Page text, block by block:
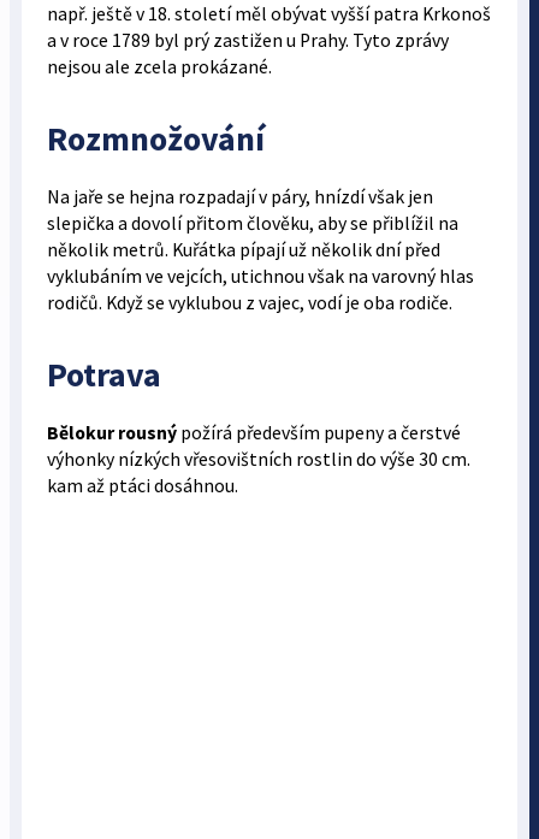
např. ještě v 18. století měl obývat vyšší patra Krkonoš
a v roce 1789 byl prý zastižen u Prahy. Tyto zprávy
nejsou ale zcela prokázané.
Rozmnožování
Na jaře se hejna rozpadají v páry, hnízdí však jen
slepička a dovolí přitom člověku, aby se přiblížil na
několik metrů. Kuřátka pípají už několik dní před
vyklubáním ve vejcích, utichnou však na varovný hlas
rodičů. Když se vyklubou z vajec, vodí je oba rodiče.
Potrava
Bělokur rousnýpožírá především pupeny a čerstvé
výhonky nízkých vřesovištních rostlin do výše 30 cm.
kam až ptáci dosáhnou.